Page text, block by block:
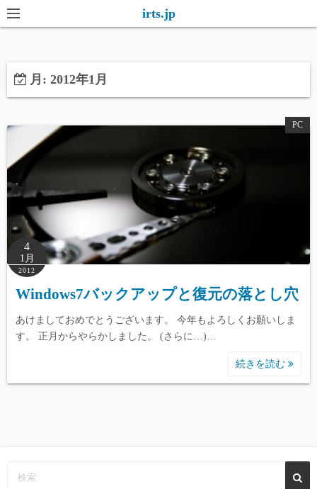
コ
ン
ン
へ
プ
irts.jp
月: 2012年1月
PC
4
1月
2012
Windows7バックアップと復元の落とし穴
あけましておめでとうございます。 今年もよろしくお願いしま
す。 正月からやらかしました。 (さらに…)…
続きを読む